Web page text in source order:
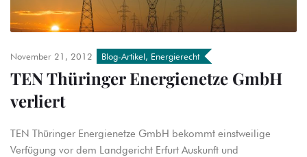
November 21, 2012 Blog-Artikel, Energierecht
TEN Thüringer Energienetze GmbH
verliert
TEN Thüringer Energienetze GmbH bekommt einstweilige
Verfügung vor dem Landgericht Erfurt Auskunft und